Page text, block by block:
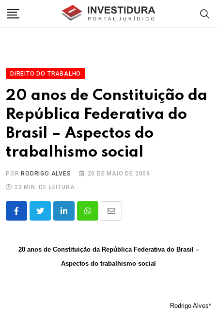
DIREITO DO TRABALHO
20 anos de Constituição da
República Federativa do
Brasil – Aspectos do
trabalhismo social
POR RODRIGO ALVES
20 DE MAIO DE 2009
23 MIN. DE LEITURA
LinkedInWhatsappShare
Email
20 anos de Constituição da República Federativa do Brasil –
Aspectos do trabalhismo social
Rodrigo Alves*